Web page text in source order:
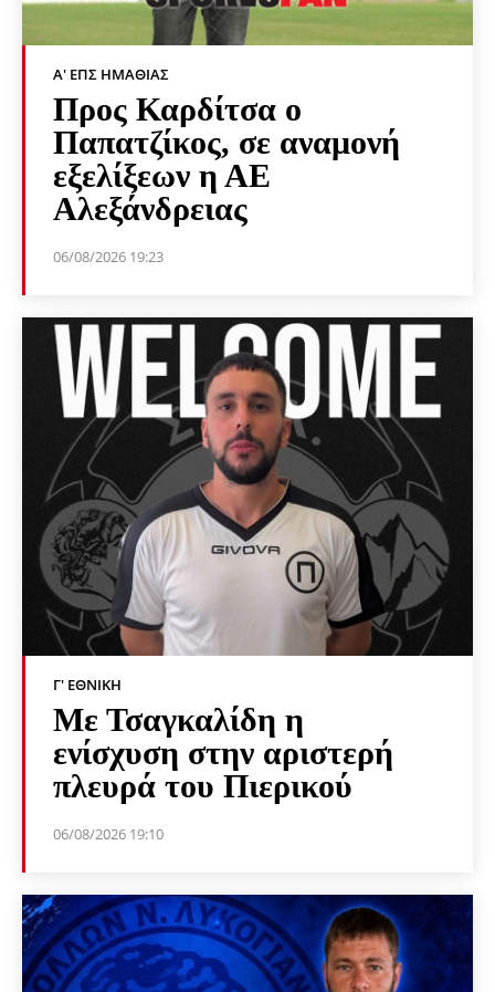
Α' ΕΠΣ ΗΜΑΘΊΑΣ
Προς Καρδίτσα ο
Παπατζίκος, σε αναμονή
εξελίξεων η ΑΕ
Αλεξάνδρειας
06/08/2026 19:23
Γ' ΕΘΝΙΚΉ
Με Τσαγκαλίδη η
ενίσχυση στην αριστερή
πλευρά του Πιερικού
06/08/2026 19:10